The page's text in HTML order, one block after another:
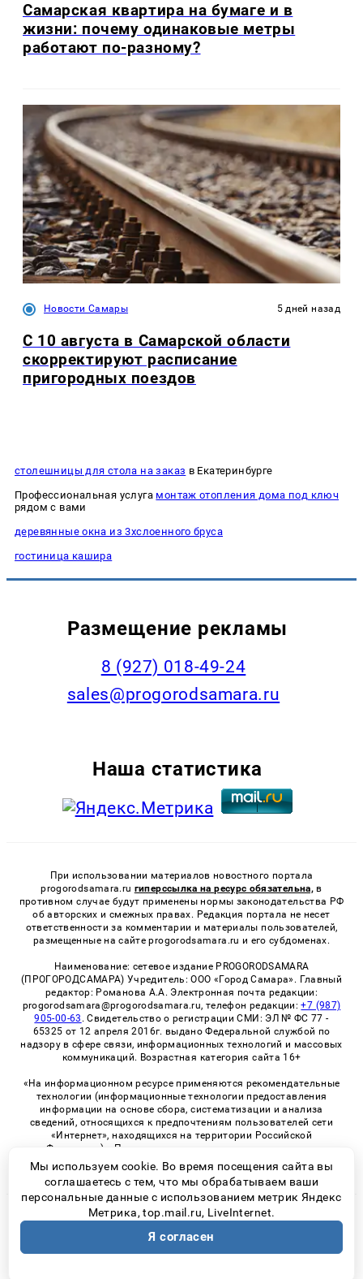
Самарская квартира на бумаге и в
жизни: почему одинаковые метры
работают по-разному?
Новости Самары 5 дней назад
С 10 августа в Самарской области
скорректируют расписание
пригородных поездов
столешницы для стола на заказ в Екатеринбурге
Профессиональная услуга монтаж отопления дома под ключ
рядом с вами
деревянные окна из 3хслоенного бруса
гостиница кашира
Размещение рекламы
8 (927) 018-49-24
sales@progorodsamara.ru
Наша статистика
При использовании материалов новостного портала
progorodsamara.ru гиперссылка на ресурс обязательна, в
противном случае будут применены нормы законодательства РФ
об авторских и смежных правах. Редакция портала не несет
ответственности за комментарии и материалы пользователей,
размещенные на сайте progorodsamara.ru и его субдоменах.
Наименование: сетевое издание PROGORODSAMARA
(ПРОГОРОДСАМАРА) Учредитель: ООО «Город Самара». Главный
редактор: Романова А.А. Электронная почта редакции:
progorodsamara@progorodsamara.ru, телефон редакции:+7 (987)
905-00-63 . Свидетельство о регистрации СМИ: ЭЛ № ФС 77 -
65325 от 12 апреля 2016г. выдано Федеральной службой по
надзору в сфере связи, информационных технологий и массовых
коммуникаций. Возрастная категория сайта 16+
«На информационном ресурсе применяются рекомендательные
технологии (информационные технологии предоставления
информации на основе сбора, систематизации и анализа
сведений, относящихся к предпочтениям пользователей сети
«Интернет», находящихся на территории Российской
Федерации)». Правила применения рекомендательных
технологий в виджетах рекламно-обменной сети
«СМИ2» (PDF)
© 2026 «ProGorodSamara» | Все права защищены
Возрастная категория сайта 16+
Политика конфиденциальности
Мы используем cookie. Во время посещения сайта вы
соглашаетесь с тем, что мы обрабатываем ваши
персональные данные с использованием метрик Яндекс
Метрика, top.mail.ru, LiveInternet.
Я согласен